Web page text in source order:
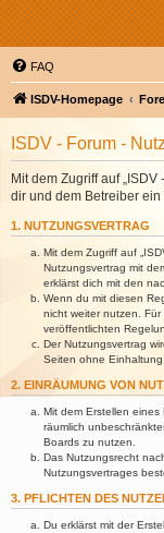
FAQ
ISDV-Homepage
ISDV - Forum -
Mit dem Zugriff auf „ISDV
dir und dem Betreiber
1. NUTZUNGSVERTRAG
Mit dem Zugriff auf
Nutzungsvertrag mit
erklärst dich mit den
Wenn du mit diesen
nicht weiter nutzen.
veröffentlichten
Der Nutzungsvertrag
Seiten ohne Einhaltung
2. EINRÄUMUNG VON
Mit dem Erstellen
räumlich
Boards zu nutzen.
Das Nutzungsrecht
Nutzungsvertrages
3. PFLICHTEN DES
Du erklärst mit der